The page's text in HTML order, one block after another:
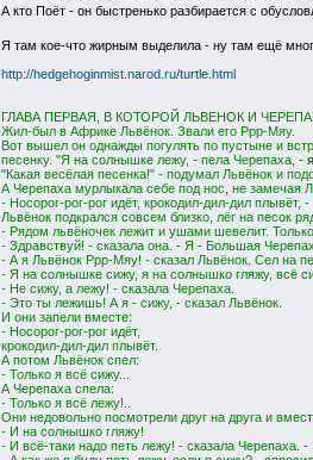
А кто Поёт - он быстренько разбирается с
Я там кое-что жирным выделила - ну там ещё
http://hedgehoginmist.narod.ru/turtle.html
ГЛАВА ПЕРВАЯ, В КОТОРОЙ ЛЬВЕНОК И
Жил-был в Африке Львёнок. Звали его Ррр-Мяу.
Вот вышел он однажды погулять по пустыне и
песенку. "Я на солнышке лежу, - пела Черепаха, -
"Какая весёлая песенка!" - подумал Львёнок и
А Черепаха мурлыкала себе под нос, не замечая
- Носорог-рог-рог идёт, крокодил-дил-дил
Львёнок подкрался совсем близко, лёг на песок
- Рядом львёночек лежит и ушами шевелит.
- Здравствуй! - сказала она. - Я - Большая
- А я Львёнок Ррр-Мяу! - сказал Львёнок. Сел на
- Я на солнышке сижу, я на солнышко гляжу, всё
- Не сижу, а лежу! - сказала Черепаха.
- Это ты лежишь! А я - сижу, - сказал Львёнок.
И они запели вместе:
- Носорог-рог-рог идёт,
крокодил-дил-дил плывёт.
А потом Львёнок спел:
- Только я всё сижу...
А Черепаха спела:
- Только я всё лежу!..
Они недовольно посмотрели друг на друга и
- И на солнышко гляжу!
- И всё-таки надо петь лежу! - сказала Черепаха.